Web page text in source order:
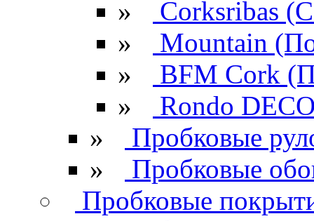
»
Corksribas
»
Mountain
»
BFM Cork
»
Rondo
»
Пробковые
»
Пробковые
Пробковые